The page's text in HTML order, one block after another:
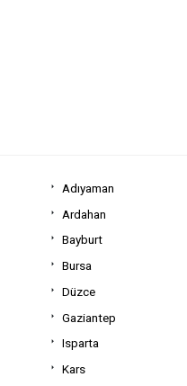
Adıyaman
Ardahan
Bayburt
Bursa
Düzce
Gaziantep
Isparta
Kars